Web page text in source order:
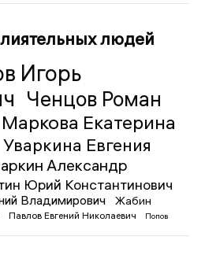
людей
Игорь
Ченцов Роман
Маркова Екатерина
Уваркина Евгения
Александр
Юрий Константинович
Владимирович
Жабин
Павлов Евгений Николаевич
Попов